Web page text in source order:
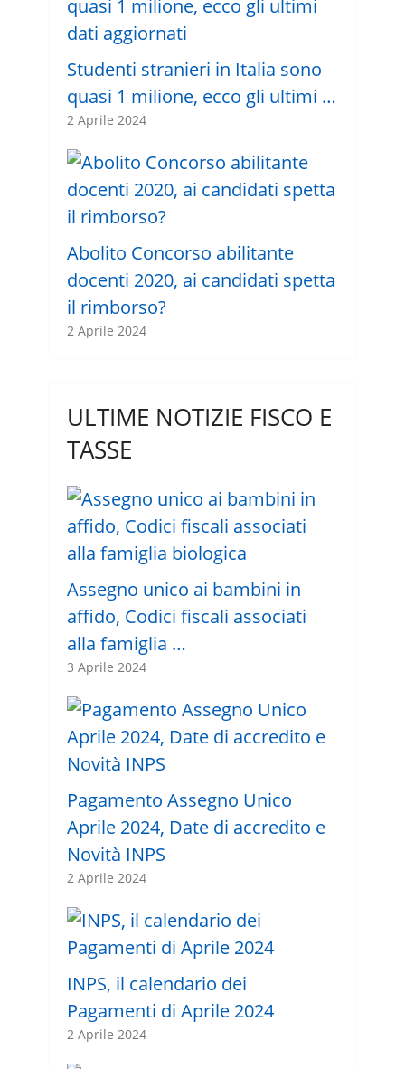
Studenti stranieri in Italia sono
quasi 1 milione, ecco gli ultimi …
2 Aprile 2024
Abolito Concorso abilitante
docenti 2020, ai candidati spetta
il rimborso?
2 Aprile 2024
ULTIME NOTIZIE FISCO E
TASSE
Assegno unico ai bambini in
affido, Codici fiscali associati
alla famiglia …
3 Aprile 2024
Pagamento Assegno Unico
Aprile 2024, Date di accredito e
Novità INPS
2 Aprile 2024
INPS, il calendario dei
Pagamenti di Aprile 2024
2 Aprile 2024